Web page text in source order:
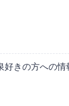
きの方への情